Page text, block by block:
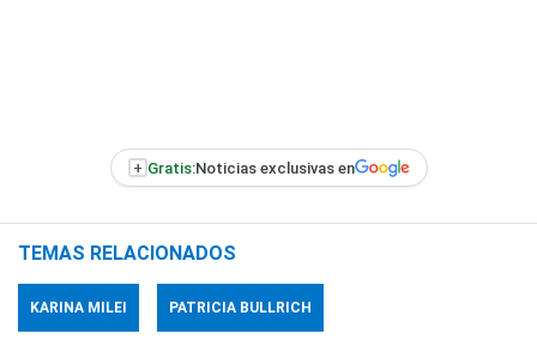
+ Gratis:Noticias exclusivas en
TEMAS RELACIONADOS
KARINA MILEI PATRICIA BULLRICH